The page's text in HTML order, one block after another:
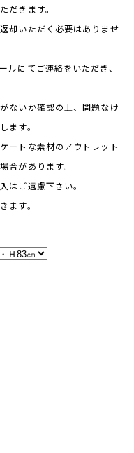
だきます。
却いただく必要はありませ
ルにてご連絡をいただき、
ないか確認の上、問題なけ
ます。
ートな素材のアウトレット
合があります。
はご遠慮下さい。
ます。